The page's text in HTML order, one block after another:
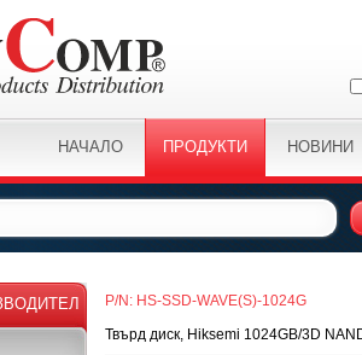
НАЧАЛО ПРОДУКТИ НОВИНИ
P/N: HS-SSD-WAVE(S)-1024G
Твърд диск, Hiksemi 1024GB/3D